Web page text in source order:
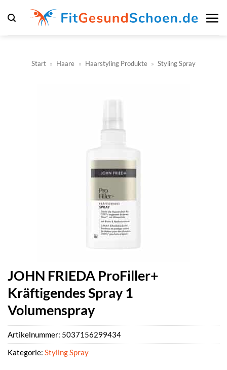
Inhalt
springen
Start » Haare » Haarstyling Produkte » Styling Spray
JOHN FRIEDA ProFiller+
Kräftigendes Spray 1
Volumenspray
Artikelnummer: 5037156299434
Kategorie: Styling Spray